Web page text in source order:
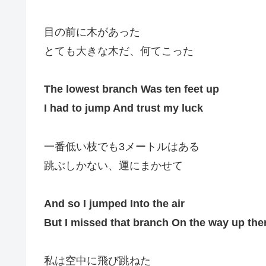
目の前に木があった
とても大きな木だ、何てこった
The lowest branch Was ten feet up
I had to jump And trust my luck
一番低い枝でも3メートルはある
跳ぶしかない、運にまかせて
And so I jumped Into the air
But I missed that branch On the way up
私は空中に飛び跳ねた